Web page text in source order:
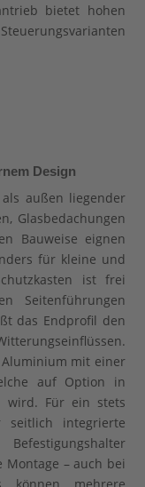
bietet hohen
Design
außen liegender
Glasbedachungen
Bauweise eignen
für kleine und
ist frei
Seitenführungen
das Endprofil den
mit einer
auf Option in
wird. Für ein stets
seitlich integrierte
– auch bei
können mehrere